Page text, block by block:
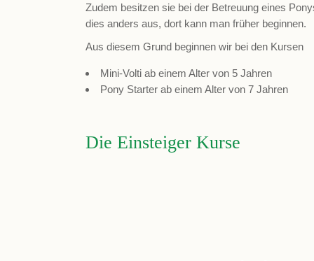
Zudem besitzen sie bei der Betreuung eines
dies anders aus, dort kann man früher beginnen.
Aus diesem Grund beginnen wir bei den Kursen
Mini-Volti ab einem Alter von 5 Jahren
Pony Starter ab einem Alter von 7 Jahren
Die Einsteiger KurseMini-Volti